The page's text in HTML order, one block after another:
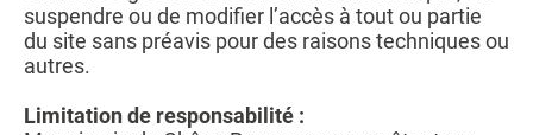
suspendre ou de modifier l’accès à tout ou partie
du site sans préavis pour des raisons techniques ou
autres.
Limitation de responsabilité :